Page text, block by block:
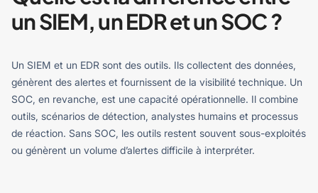
un SIEM, un EDR et un SOC ?
Un SIEM et un EDR sont des outils. Ils collectent des données,
génèrent des alertes et fournissent de la visibilité technique. Un
SOC, en revanche, est une capacité opérationnelle. Il combine
outils, scénarios de détection, analystes humains et processus
de réaction. Sans SOC, les outils restent souvent sous-exploités
ou génèrent un volume d’alertes difficile à interpréter.